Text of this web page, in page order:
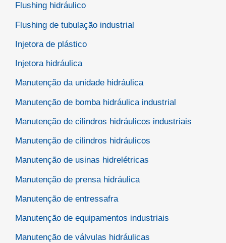
Flushing hidráulico
Flushing de tubulação industrial
Injetora de plástico
Injetora hidráulica
Manutenção da unidade hidráulica
Manutenção de bomba hidráulica industrial
Manutenção de cilindros hidráulicos industriais
Manutenção de cilindros hidráulicos
Manutenção de usinas hidrelétricas
Manutenção de prensa hidráulica
Manutenção de entressafra
Manutenção de equipamentos industriais
Manutenção de válvulas hidráulicas